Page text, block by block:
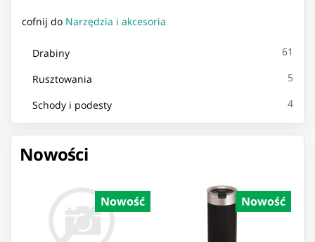
cofnij do Narzędzia i akcesoria
Drabiny 61
Rusztowania 5
Schody i podesty 4
Nowości
Nowość Nowość